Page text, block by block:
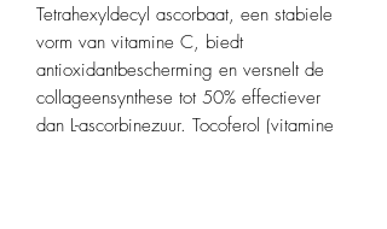
Tetrahexyldecyl ascorbaat, een stabiele
vorm van vitamine C, biedt
antioxidantbescherming en versnelt de
collageensynthese tot 50% effectiever
dan L-ascorbinezuur. Tocoferol (vitamine